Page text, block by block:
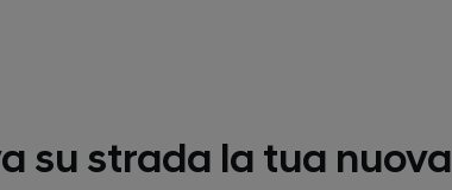
su strada la tua nuova